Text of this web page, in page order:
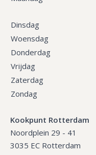
Dinsdag
Woensdag
Donderdag
Vrijdag
Zaterdag
Zondag
Kookpunt Rotterdam
Noordplein 29 - 41
3035 EC Rotterdam